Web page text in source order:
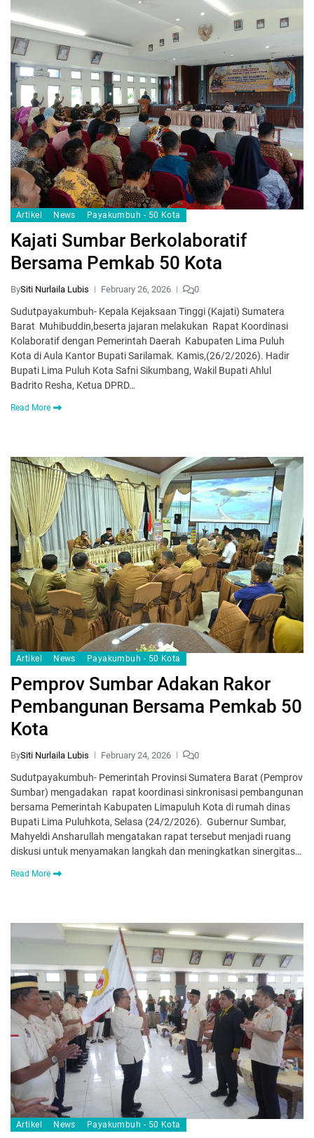
Artikel News Payakumbuh - 50 Kota
Kajati Sumbar Berkolaboratif
Bersama Pemkab 50 Kota
BySiti Nurlaila Lubis February 26, 2026 0
Sudutpayakumbuh- Kepala Kejaksaan Tinggi (Kajati) Sumatera
Barat Muhibuddin,beserta jajaran melakukan Rapat Koordinasi
Kolaboratif dengan Pemerintah Daerah Kabupaten Lima Puluh
Kota di Aula Kantor Bupati Sarilamak. Kamis,(26/2/2026). Hadir
Bupati Lima Puluh Kota Safni Sikumbang, Wakil Bupati Ahlul
Badrito Resha, Ketua DPRD…
Read More
Artikel News Payakumbuh - 50 Kota
Pemprov Sumbar Adakan Rakor
Pembangunan Bersama Pemkab 50
Kota
BySiti Nurlaila Lubis February 24, 2026 0
Sudutpayakumbuh- Pemerintah Provinsi Sumatera Barat (Pemprov
Sumbar) mengadakan ra­pat koordinasi sinkronisasi pembangunan
bersama Pemerintah Kabupaten Limapuluh Kota di rumah dinas
Bupati Lima Puluhkota, Selasa (24/2/2026). Gubernur Sumbar,
Mah­yeldi Ansharullah mengatakan rapat tersebut menjadi ruang
diskusi untuk menyamakan langkah dan meningkatkan sinergitas…
Read More
Artikel News Payakumbuh - 50 Kota